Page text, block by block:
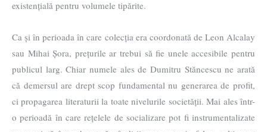
existențială pentru volumele tipărite.
Ca și în perioada în care colecția era coordonată de Leon Alcalay
sau Mihai Șora, prețurile ar trebui să fie unele accesibile pentru
publicul larg. Chiar numele ales de Dumitru Stăncescu ne arată
că demersul are drept scop fundamental nu generarea de profit,
ci propagarea literaturii la toate nivelurile societății. Mai ales într-
o perioadă în care rețelele de socializare pot fi instrumentalizate